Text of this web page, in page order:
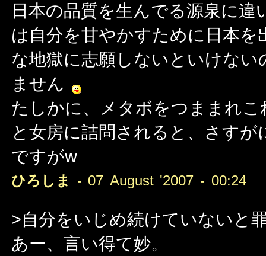
日本の品質を生んでる源泉に
は自分を甘やかすために日本
な地獄に志願しないといけな
ません
たしかに、メタボをつままれ
と女房に詰問されると、さす
ですがw
ひろしま - 07 August '2007 - 00:24
>自分をいじめ続けていないと
あー、言い得て妙。